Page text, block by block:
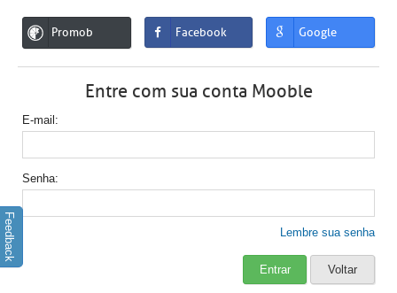
Promob Facebook Google
Entre com sua conta Mooble
E-mail
Senha
Lembre sua senha
Entrar Voltar
Feedback